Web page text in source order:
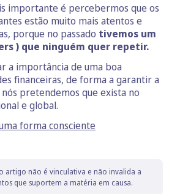
importante é percebermos que os
estão muito mais atentos e
porque no passado tivemos um
) que ninguém quer repetir.
a importância de uma boa
financeiras, de forma a garantir a
pretendemos que exista no
e global.
forma consciente
artigo não é vinculativa e não invalida a
que suportem a matéria em causa.